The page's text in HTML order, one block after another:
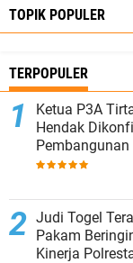
TOPIK POPULER
TERPOPULER
Ketua P3A
Hendak
Judi Togel
Pakam
Kinerja